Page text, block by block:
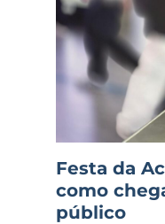
Festa da
como
público